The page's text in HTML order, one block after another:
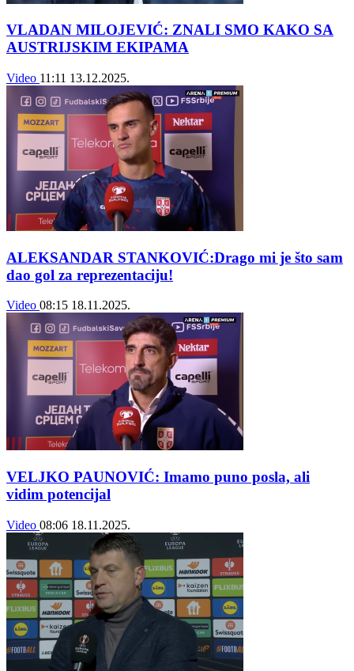
VLADAN MILOJEVIĆ: ZNALI SMO KAKO SA
AUSTRIJSKIM EKIPAMA
Video 11:11 13.12.2025.
ALEKSANDAR STANKOVIĆ:Drago mi je što sam
dao gol za reprezentaciju!
Video 08:15 18.11.2025.
VELJKO PAUNOVIĆ: Imamo puno posla, ali
vidim potencijal
Video 08:06 18.11.2025.